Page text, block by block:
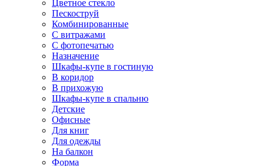
Цветное стекло
Пескоструй
Комбинированные
С витражами
С фотопечатью
Назначение
Шкафы-купе в гостиную
В коридор
В прихожую
Шкафы-купе в спальню
Детские
Офисные
Для книг
Для одежды
На балкон
Форма